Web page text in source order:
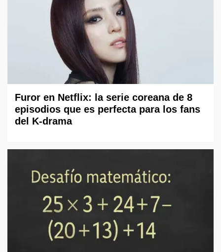
Furor en Netflix: la serie coreana de 8
episodios que es perfecta para los fans
del K-drama